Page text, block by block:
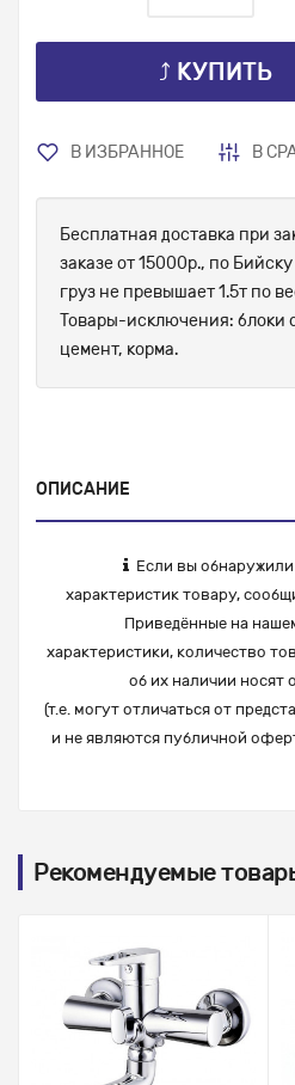
⤴ КУПИТЬ
В ИЗБРАННОЕ В
Бесплатная доставка при
заказе от 15000р., по
груз не превышает 1.5т по
Товары-исключения: блоки
цемент, корма.
ОПИСАНИЕ
Если вы
характеристик товару,
Приведённые на
характеристики, количество
об их наличии носят
(т.е. могут отличаться от
и не являются публичной
Рекомендуемые